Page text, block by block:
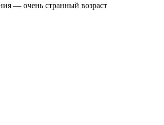
— очень странный возраст